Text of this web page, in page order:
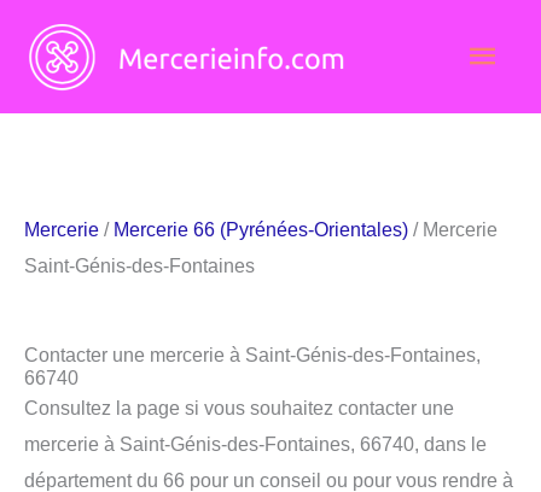
contenu
Mercerie / Mercerie 66 (Pyrénées-Orientales) / Mercerie
Saint-Génis-des-Fontaines
Contacter une mercerie à Saint-Génis-des-Fontaines,
66740
Consultez la page si vous souhaitez contacter une
mercerie à Saint-Génis-des-Fontaines, 66740, dans le
département du 66 pour un conseil ou pour vous rendre à